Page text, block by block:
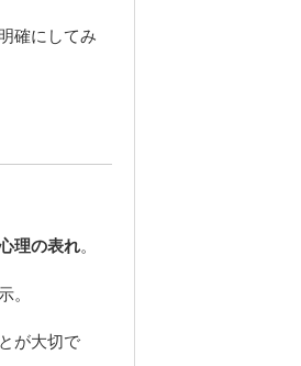
確にしてみ
理の表れ。
が大切で